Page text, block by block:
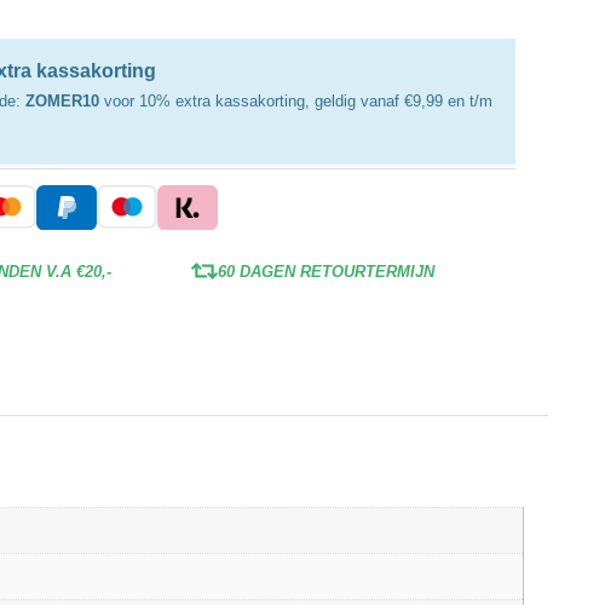
kassakorting
ZOMER10voor 10% extra kassakorting, geldig vanaf €9,99 en t/m
V.A €20,- 60 DAGEN RETOURTERMIJN